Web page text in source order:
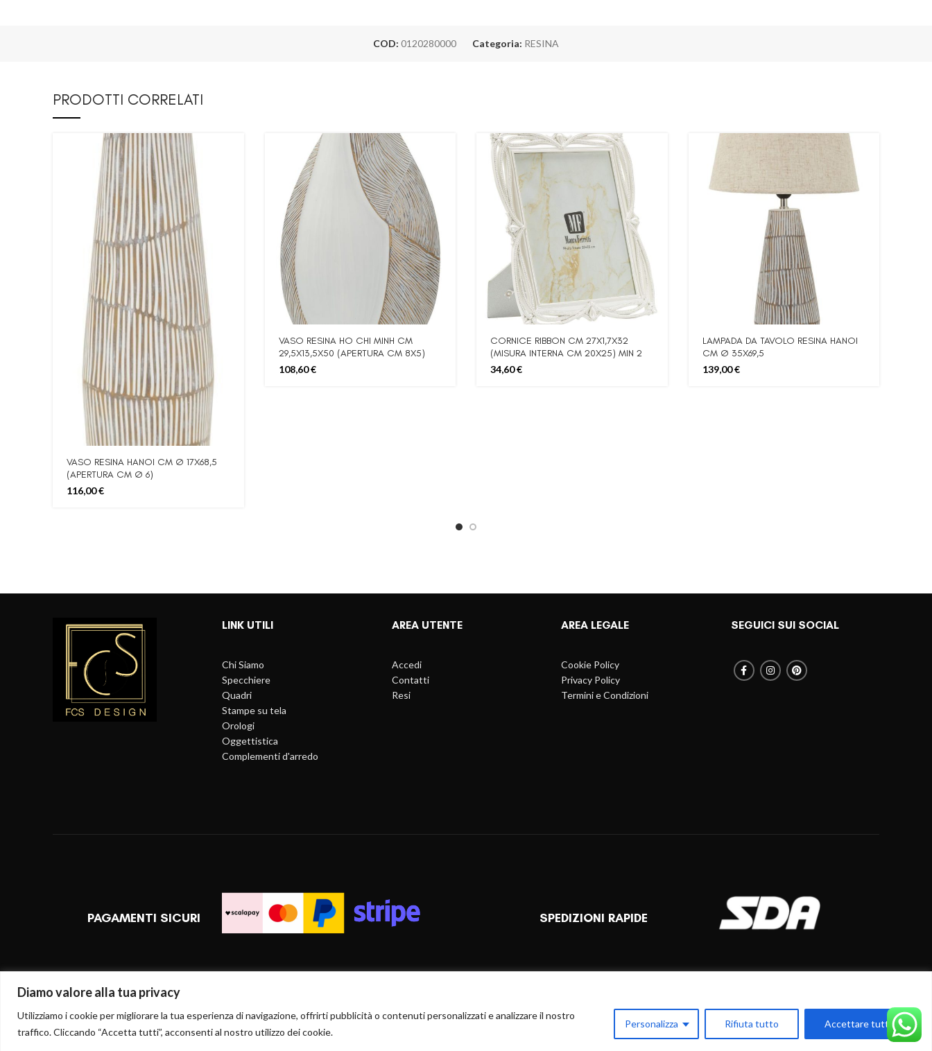
Diamo valore alla tua privacy
Utilizziamo i cookie per migliorare la tua esperienza di navigazione, offrirti pubblicità o contenuti personalizzati e analizzare il nostro
traffico. Cliccando “Accetta tutti”, acconsenti al nostro utilizzo dei cookie.
Personalizza Rifiuta tutto Accettare tutto
COD: 0120280000 Categoria: RESINA
PRODOTTI CORRELATI
VASO RESINA HANOI CM Ø 17X68,5
(APERTURA CM Ø 6)
116,00€
VASO RESINA HO CHI MINH CM
29,5X13,5X50 (APERTURA CM 8X5)
108,60€
CORNICE RIBBON CM 27X1,7X32
(MISURA INTERNA CM 20X25) MIN 2
34,60€
LAMPADA DA TAVOLO RESINA HANOI
CM Ø 35X69,5
139,00€
LINK UTILI
Chi Siamo
Specchiere
Quadri
Stampe su tela
Orologi
Oggettistica
Complementi d'arredo
AREA UTENTE
Accedi
Contatti
Resi
AREA LEGALE
Cookie Policy
Privacy Policy
Termini e Condizioni
SEGUICI SUI SOCIAL
PAGAMENTI SICURI SPEDIZIONI RAPIDE